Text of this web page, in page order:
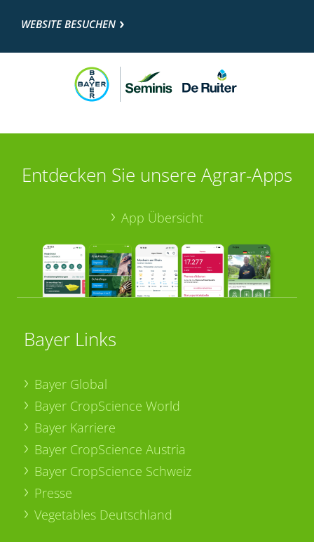
WEBSITE BESUCHEN
Entdecken Sie unsere Agrar-Apps
App Übersicht
Bayer Links
Bayer Global
Bayer CropScience World
Bayer Karriere
Bayer CropScience Austria
Bayer CropScience Schweiz
Presse
Vegetables Deutschland